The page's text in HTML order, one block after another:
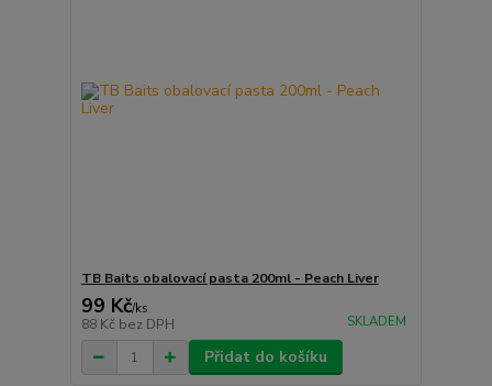
TB Baits obalovací pasta 200ml - Peach Liver
99 Kč/ks
88 Kč bez DPH SKLADEM
Přidat do košíku